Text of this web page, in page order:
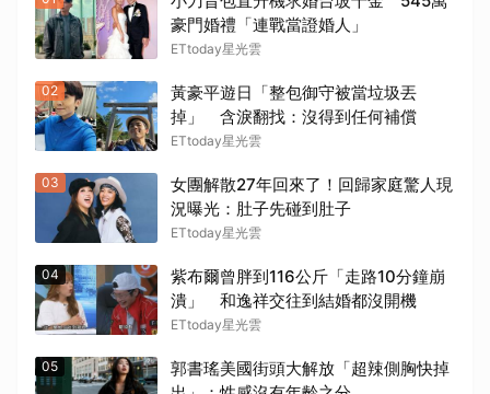
豪門婚禮「連戰當證婚人」
ETtoday星光雲
02
黃豪平遊日「整包御守被當垃圾丟
掉」 含淚翻找：沒得到任何補償
ETtoday星光雲
03
女團解散27年回來了！回歸家庭驚人現
況曝光：肚子先碰到肚子
ETtoday星光雲
04
紫布爾曾胖到116公斤「走路10分鐘崩
潰」 和逸祥交往到結婚都沒開機
ETtoday星光雲
05
郭書瑤美國街頭大解放「超辣側胸快掉